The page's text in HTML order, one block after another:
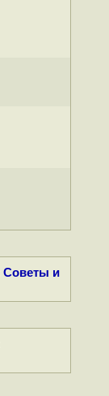
Советы и